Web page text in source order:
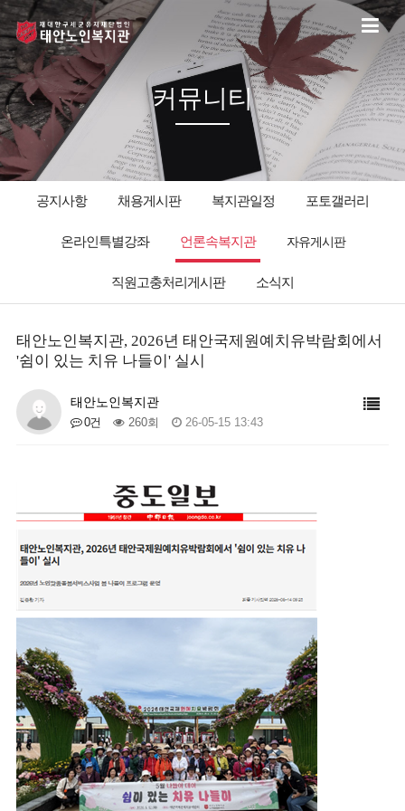
커뮤니티
공지사항 채용게시판 복지관일정 포토갤러리
온라인특별강좌 언론속복지관 자유게시판
직원고충처리게시판 소식지
태안노인복지관, 2026년 태안국제원예치유박람회에서
'쉼이 있는 치유 나들이' 실시
태안노인복지관
0건 260회 26-05-15 13:43